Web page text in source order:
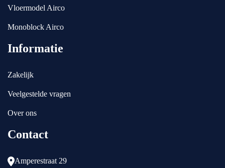
Vloermodel Airco
Monoblock Airco
Informatie
Zakelijk
Veelgestelde vragen
Over ons
Contact
Amperestraat 29